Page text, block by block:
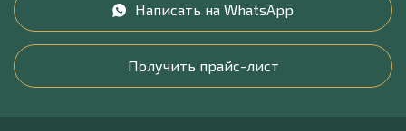
Написать на WhatsApp
Получить прайс-лист